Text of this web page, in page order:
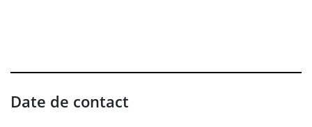
Date de contact